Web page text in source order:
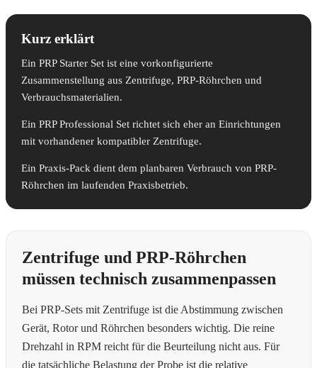
Kurz erklärt
Ein PRP Starter Set ist eine vorkonfigurierte
Zusammenstellung aus Zentrifuge, PRP-Röhrchen und
Verbrauchsmaterialien.
Ein PRP Professional Set richtet sich eher an Einrichtungen
mit vorhandener kompatibler Zentrifuge.
Ein Praxis-Pack dient dem planbaren Verbrauch von PRP-
Röhrchen im laufenden Praxisbetrieb.
Zentrifuge und PRP-Röhrchen
müssen technisch zusammenpassen
Bei PRP-Sets mit Zentrifuge ist die Abstimmung zwischen
Gerät, Rotor und Röhrchen besonders wichtig. Die reine
Drehzahl in RPM reicht für die Beurteilung nicht aus. Für
die tatsächliche Belastung der Probe ist die relative